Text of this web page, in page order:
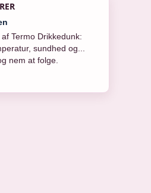
omkring
Liv, karriere og
Flere medier burde
made.